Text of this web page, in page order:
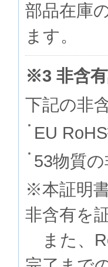
部品在庫
ます。
※3 非含
下記の非
EU
53物質
※本証明
非含有を
また、